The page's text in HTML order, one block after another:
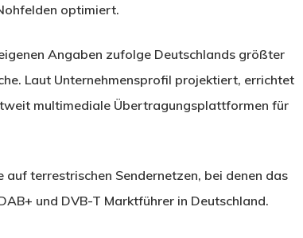
optimiert.
Angaben zufolge Deutschlands größter
Laut Unternehmensprofil projektiert, errichtet
multimediale Übertragungsplattformen für
terrestrischen Sendernetzen, bei denen das
und DVB-T Marktführer in Deutschland.